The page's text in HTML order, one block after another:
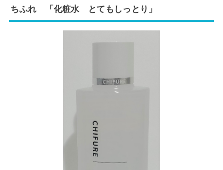
ちふれ 「化粧水 とてもしっとり」